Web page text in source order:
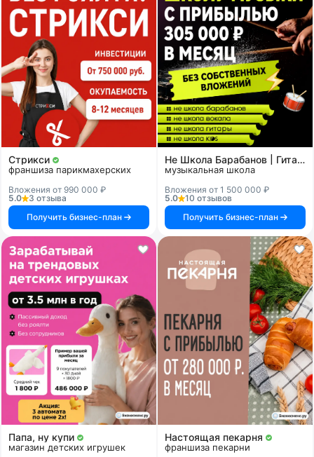
Стрикси
франшиза парикмахерских
Вложения от 990 000 ₽
5.0
3 отзыва
Получить бизнес-план
Не Школа Барабанов | Гитары | Вокала | KIDS
музыкальная школа
Вложения от 1 500 000 ₽
5.0
10 отзывов
Получить бизнес-план
Папа, ну купи
магазин детских игрушек
Настоящая пекарня
франшиза пекарни